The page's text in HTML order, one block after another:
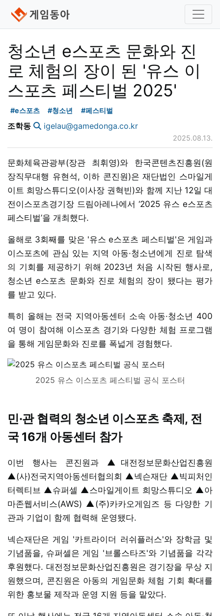
청소년 e스포츠 문화와 진
로 체험의 장이 된 '유스 이
스포츠 페스티벌 2025'
#e스포츠 #청소년 #페스티벌
조학동 igelau@gamedonga.co.kr
2025.08.13.
문화체육관광부(장관 최휘영)와 한국콘텐츠진흥원(원
장직무대행 유현석, 이하 콘진원)은 재단법인 스마일게
이트 희망스튜디오(이사장 권혁빈)와 함께 지난 12일 대
전이스포츠경기장 드림아레나에서 ‘2025 유스 e스포츠
페스티벌’을 개최했다.
올해로 3회째를 맞은 '유스 e스포츠 페스티벌'은 게임과
이스포츠에 관심 있는 지역 아동·청소년에게 진로 탐색
의 기회를 제공하기 위해 2023년 처음 시작된 행사로,
청소년 e스포츠 문화와 진로 체험의 장이 됐다는 평가
를 받고 있다.
특히 올해는 전국 지역아동센터 소속 아동·청소년 400
여 명이 참여해 이스포츠 경기와 다양한 체험 프로그램
을 통해 게임문화와 진로를 폭넓게 경험했다.
2025 유스 이스포츠 페스티벌 공식 포스터
민·관 협력의 청소년 이스포츠 축제, 전
국 16개 아동센터 참가
이번 행사는 콘진원과 ▲대전정보문화산업진흥원
▲(사)전국지역아동센터협의회 ▲넥슨재단 ▲빅피처인
터렉티브 ▲슈퍼셀 ▲스마일게이트 희망스튜디오 ▲아
마존웹서비스(AWS) ▲(주)카카오게임즈 등 다양한 기
관과 기업이 함께 협력해 운영됐다.
넥슨재단은 게임 '카트라이더 러쉬플러스'와 장학금 및
기념품을, 슈퍼셀은 게임 '브롤스타즈'와 기념품을 각각
후원했다. 대전정보문화산업진흥원은 경기장을 무상 지
원했으며, 콘진원은 아동의 게임문화 체험 기회 확대를
위한 홍보물 제작과 운영 지원 등을 맡았다.